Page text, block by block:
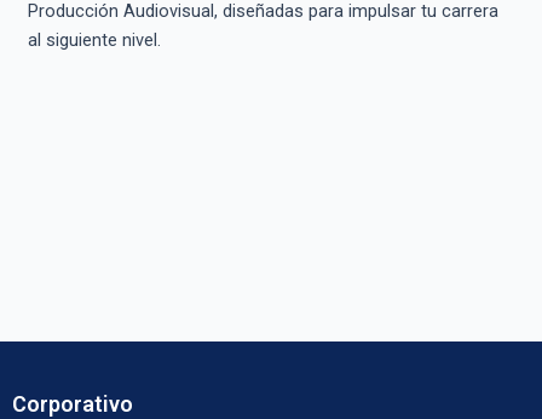
Producción Audiovisual, diseñadas para impulsar tu carrera
al siguiente nivel.
Corporativo